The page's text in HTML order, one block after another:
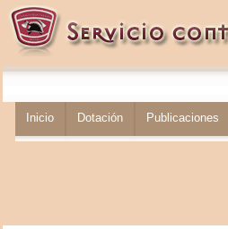
Inicio Dotación Publicaciones